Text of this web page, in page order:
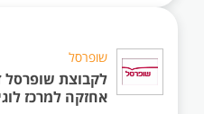
שופרסל
לקבוצת
אחזקה למרכז